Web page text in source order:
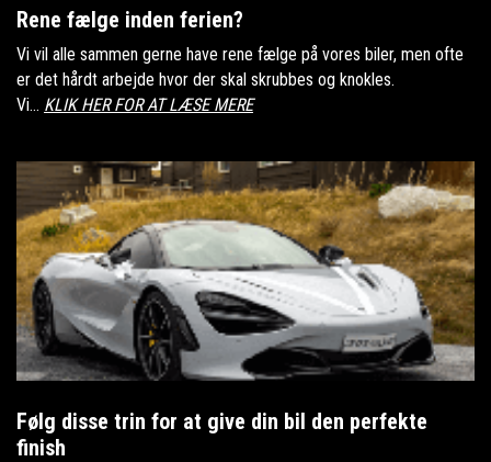
Rene fælge inden ferien?
Vi vil alle sammen gerne have rene fælge på vores biler, men ofte
er det hårdt arbejde hvor der skal skrubbes og knokles.
Vi... KLIK HER FOR AT LÆSE MERE
Følg disse trin for at give din bil den perfekte
finish